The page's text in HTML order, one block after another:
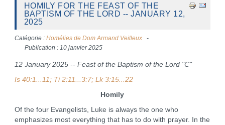
HOMILY FOR THE FEAST OF THE
BAPTISM OF THE LORD -- JANUARY 12,
2025
Catégorie : Homélies de Dom Armand Veilleux
Publication : 10 janvier 2025
12 January 2025 -- Feast of the Baptism of the Lord "C"
Is 40:1...11; Ti 2:11...3:7; Lk 3:15...22
Homily
Of the four Evangelists, Luke is always the one who
emphasizes most everything that has to do with prayer. In the